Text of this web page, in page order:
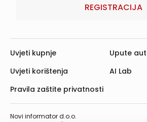
REGISTRACIJA
Novi informator d.o.o.
Uvjeti kupnje
Uvjeti korištenja
Pravila zaštite privatnosti
Upute
AI Lab